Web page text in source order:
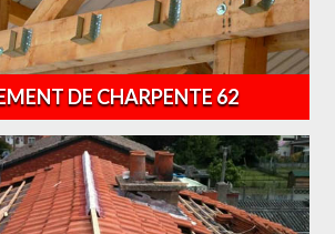
DE CHARPENTE 62